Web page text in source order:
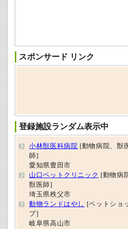
スポンサード リンク
登録施設ランダム表示中
小林獣医科病院 [動物病院、獣
師]
愛知県豊田市
山口ペットクリニック [動物病
獣医師]
埼玉県秩父市
動物ランドはやし
[ペットショ
プ]
岐阜県高山市